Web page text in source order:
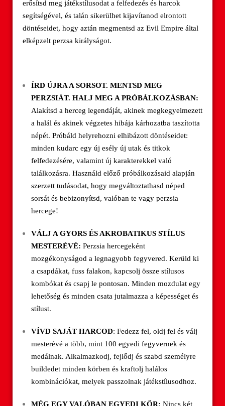
erősítsd meg játékstílusodat a felfedezés és harcok
segítségével, és talán sikerülhet kijavítanod elrontott
döntéseidet, hogy aztán megmentsd az Evil Empire által
elképzelt perzsa királyságot.
ÍRD ÚJRA A SORSOT. MENTSD MEG
PERZSIÁT. HALJ MEG A PRÓBÁLKOZÁSBAN:
Alakítsd a herceg legendáját, akinek megkegyelmezett
a halál és akinek végzetes hibája kárhozatba taszította
népét. Próbáld helyrehozni elhibázott döntéseidet:
minden kudarc egy új esély új utak és titkok
felfedezésére, valamint új karakterekkel való
találkozásra. Használd előző próbálkozásaid alapján
szerzett tudásodat, hogy megváltoztathasd néped
sorsát és bebizonyítsd, valóban te vagy perzsia
hercege!
VÁLJ A GYORS ÉS AKROBATIKUS STÍLUS
MESTERÉVÉ:Perzsia hercegeként
mozgékonyságod a legnagyobb fegyvered. Kerüld ki
a csapdákat, fuss falakon, kapcsolj össze stílusos
kombókat és csapj le pontosan. Minden mozdulat egy
lehetőség és minden csata jutalmazza a képességet és
stílust.
VÍVD SAJÁT HARCOD: Fedezz fel, oldj fel és válj
mesterévé a több, mint 100 egyedi fegyvernek és
medálnak. Alkalmazkodj, fejlődj és szabd személyre
buildedet minden körben és kraftolj halálos
kombinációkat, melyek passzolnak játékstílusodhoz.
MÉG EGY VALÓBAN EGYEDI KÖR:Nincs két